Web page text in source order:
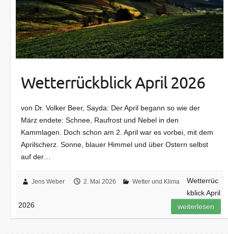
Wetterrückblick April 2026
von Dr. Volker Beer, Sayda: Der April begann so wie der
März endete: Schnee, Raufrost und Nebel in den
Kammlagen. Doch schon am 2. April war es vorbei, mit dem
Aprilscherz. Sonne, blauer Himmel und über Ostern selbst
auf der…
Jens Weber 2. Mai 2026 Wetter und Klima
Wetterrüc
kblick April
2026
weiterlesen